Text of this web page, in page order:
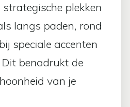
plekken
langs paden, rond
speciale accenten
benadrukt de
van je